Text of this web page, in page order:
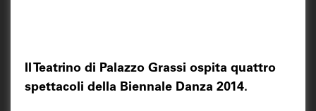
Il Teatrino di Palazzo Grassi ospita quattro
spettacoli della Biennale Danza 2014.